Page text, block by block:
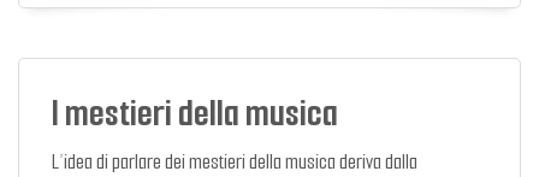
I mestieri della musica
L’idea di parlare dei mestieri della musica deriva dalla